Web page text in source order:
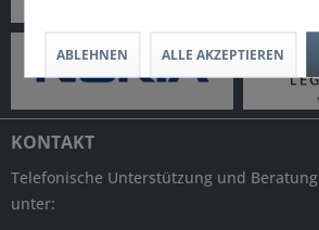
KONTAKT
Telefonische Unterstützung und Beratung
unter:
ABLEHNEN ALLE AKZEPTIEREN